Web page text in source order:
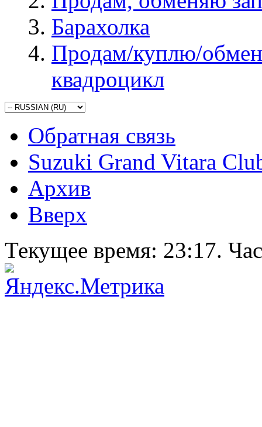
Барахолка
Продам/куплю/
квадроцикл
Обратная связь
Suzuki Grand Vitara
Архив
Вверх
Текущее время: 23:17.